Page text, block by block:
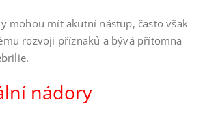
mohou mít akutní nástup, často však
rozvoji příznaků a bývá přítomna
nádory